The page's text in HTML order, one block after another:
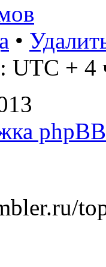
•
UTC + 4
phpBB